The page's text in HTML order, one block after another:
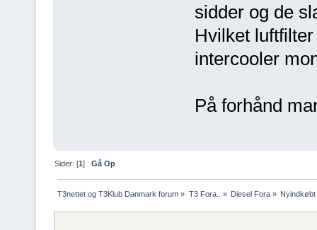
sidder og de
Hvilket
intercooler
På forhånd
Sider: [1]Gå Op
T3nettet og T3Klub Danmark forum » T3 Fora.. » Diesel Fora»